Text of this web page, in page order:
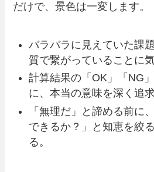
だけで、景色は一変します。
バラバラに見えていた課
質で繋がっていることに気
計算結果の「OK」「NG
に、本当の意味を深く追
「無理だ」と諦める前に
できるか？」と知恵を絞
る。